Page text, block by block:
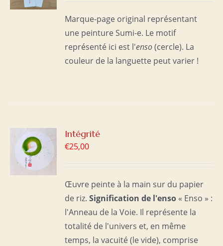
Marque-page original représentant
une peinture Sumi-e. Le motif
représenté ici est l'enso(cercle). La
couleur de la languette peut varier !
Intégrité
€25,00
Œuvre peinte à la main sur du papier
de riz.Signification de l'enso « Enso » :
l'Anneau de la Voie. Il représente la
totalité de l'univers et, en même
temps, la vacuité (le vide), comprise